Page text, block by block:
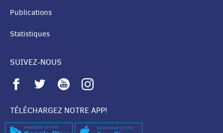
Publications
Statistiques
SUIVEZ-NOUS
TÉLÉCHARGEZ NOTRE APP!